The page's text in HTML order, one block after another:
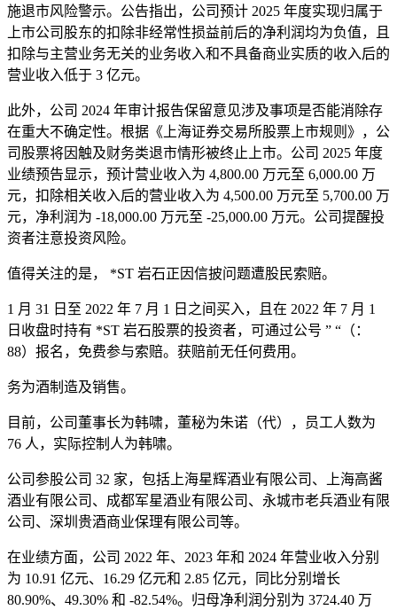
施退市风险警示。公告指出，公司预计 2025 年度实现归属于
上市公司股东的扣除非经常性损益前后的净利润均为负值，且
扣除与主营业务无关的业务收入和不具备商业实质的收入后的
营业收入低于 3 亿元。
此外，公司 2024 年审计报告保留意见涉及事项是否能消除存
在重大不确定性。根据《上海证券交易所股票上市规则》，公
司股票将因触及财务类退市情形被终止上市。公司 2025 年度
业绩预告显示，预计营业收入为 4,800.00 万元至 6,000.00 万
元，扣除相关收入后的营业收入为 4,500.00 万元至 5,700.00 万
元，净利润为 -18,000.00 万元至 -25,000.00 万元。公司提醒投
资者注意投资风险。
值得关注的是， *ST 岩石正因信披问题遭股民索赔。
1 月 31 日至 2022 年 7 月 1 日之间买入，且在 2022 年 7 月 1
日收盘时持有 *ST 岩石股票的投资者，可通过公号 ” “（：
88）报名，免费参与索赔。获赔前无任何费用。
务为酒制造及销售。
目前，公司董事长为韩啸，董秘为朱诺（代），员工人数为
76 人，实际控制人为韩啸。
公司参股公司 32 家，包括上海星辉酒业有限公司、上海高酱
酒业有限公司、成都军星酒业有限公司、永城市老兵酒业有限
公司、深圳贵酒商业保理有限公司等。
在业绩方面，公司 2022 年、2023 年和 2024 年营业收入分别
为 10.91 亿元、16.29 亿元和 2.85 亿元，同比分别增长
80.90%、49.30% 和 -82.54%。归母净利润分别为 3724.40 万